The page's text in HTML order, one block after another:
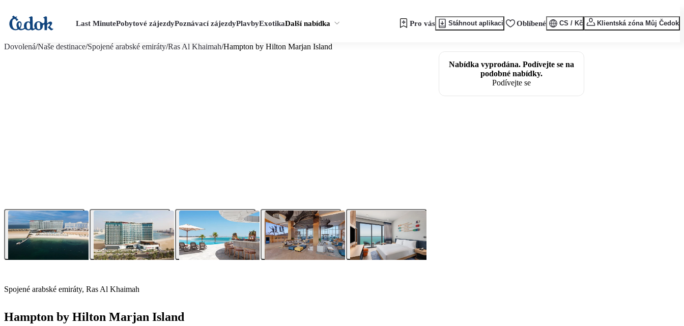
Last MinutePobytové zájezdyPoznávací zájezdyPlavbyExotikaDalší nabídka Pro vás Stáhnout aplikaci Oblíbené CS / Kč Klientská zóna Můj Čedok
Dovolená/Naše destinace/Spojené arabské emiráty/Ras Al Khaimah/Hampton by Hilton Marjan Island
Spojené arabské emiráty, Ras Al Khaimah
Hampton by Hilton Marjan Island
Nabídka vyprodána. Podívejte se na
podobné nabídky.
Podívejte se